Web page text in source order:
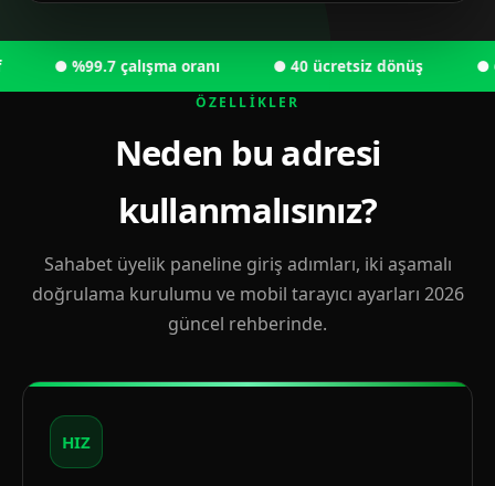
● %99.7 çalışma oranı ● 40 ücretsiz dönüş ●
ÖZELLIKLER
Neden bu adresi
kullanmalısınız?
Sahabet üyelik paneline giriş adımları, iki aşamalı
doğrulama kurulumu ve mobil tarayıcı ayarları 2026
güncel rehberinde.
HIZ